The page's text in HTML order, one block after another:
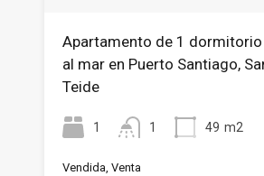
Apartamento de 1
al mar en Puerto Santiago,
Teide
1 1 49 m2
Vendida, Venta